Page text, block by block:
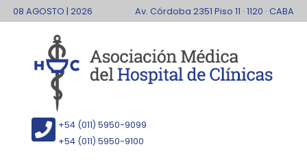
08 AGOSTO | 2026 Av. Córdoba 2351 Piso 11 · 1120 · CABA
+54 (011) 5950-9099
+54 (011) 5950-9100